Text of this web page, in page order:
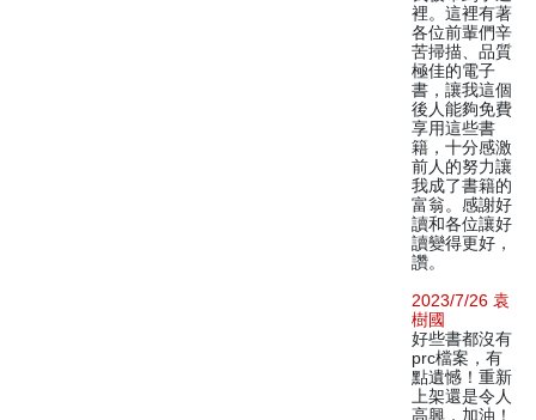
裡。這裡有著
各位前輩們辛
苦掃描、品質
極佳的電子
書，讓我這個
後人能夠免費
享用這些書
籍，十分感激
前人的努力讓
我成了書籍的
富翁。感謝好
讀和各位讓好
讀變得更好，
讚。
2023/7/26 袁
樹國
好些書都沒有
prc檔案，有
點遺憾！重新
上架還是令人
高興，加油！